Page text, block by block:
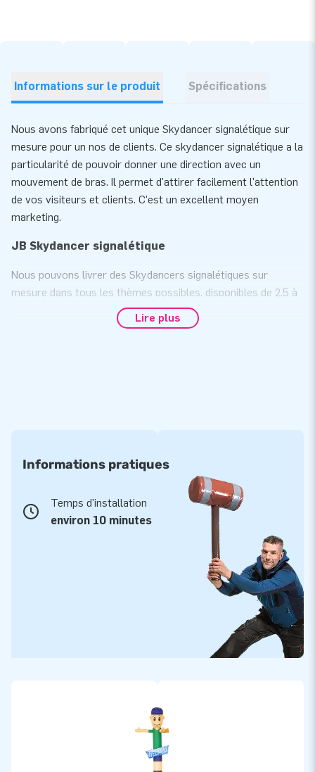
Informations sur le produit Spécifications
Nous avons fabriqué cet unique Skydancer signalétique sur
mesure pour un nos de clients. Ce skydancer signalétique a la
particularité de pouvoir donner une direction avec un
mouvement de bras. Il permet d'attirer facilement l'attention
de vos visiteurs et clients. C'est un excellent moyen
marketing.
JB Skydancer signalétique
Nous pouvons livrer des Skydancers signalétiques sur
mesure dans tous les thèmes possibles, disponibles de 2,5 à
4,5 mètres de haut. Il existe trois options : une couleur de
base simple, une couleur de base avec logo ou une
Lire plus
Informations pratiques
Temps d'installation
environ 10 minutes